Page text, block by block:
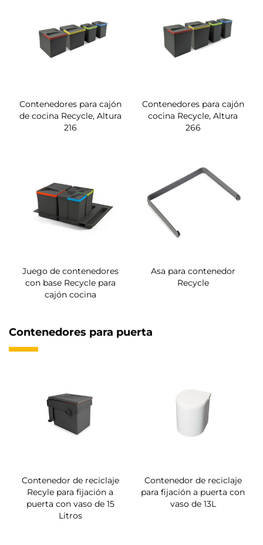
Contenedores para cajón
de cocina Recycle, Altura
216
Contenedores para cajón
cocina Recycle, Altura
266
Juego de contenedores
con base Recycle para
cajón cocina
Asa para contenedor
Recycle
Contenedores para puerta
Contenedor de reciclaje
Recyle para fijación a
puerta con vaso de 15
Litros
Contenedor de reciclaje
para fijación a puerta con
vaso de 13L